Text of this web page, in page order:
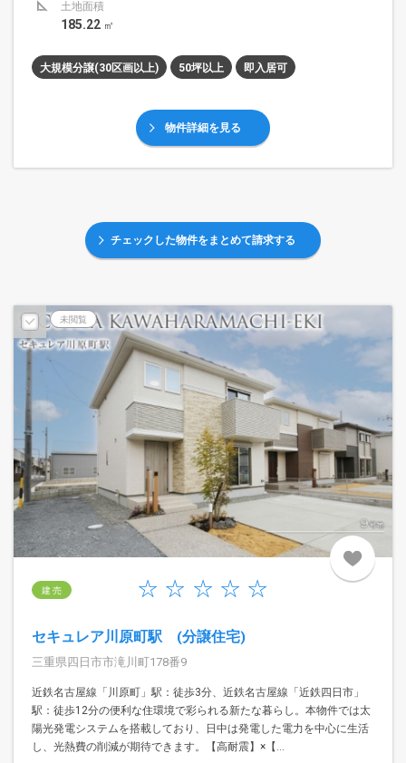
土地面積
185.22 ㎡
大規模分譲(30区画以上) 50坪以上 即入居可
物件詳細を見る
チェックした物件をまとめて請求する
未閲覧
建 売
セキュレア川原町駅 (分譲住宅)
三重県四日市市滝川町178番9
近鉄名古屋線「川原町」駅：徒歩3分、近鉄名古屋線「近鉄四日市」
駅：徒歩12分の便利な住環境で彩られる新たな暮らし。本物件では太
陽光発電システムを搭載しており、日中は発電した電力を中心に生活
し、光熱費の削減が期待できます。【高耐震】×【...